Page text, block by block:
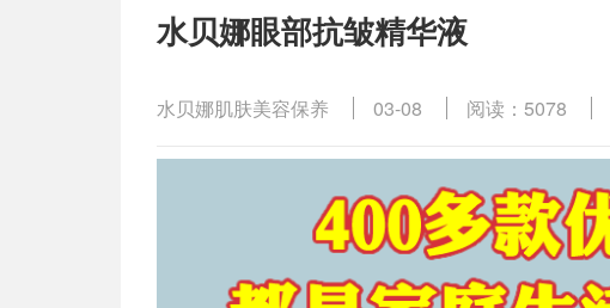
水贝娜眼部抗皱精华液
水贝娜肌肤美容保养 03-08 阅读：5078